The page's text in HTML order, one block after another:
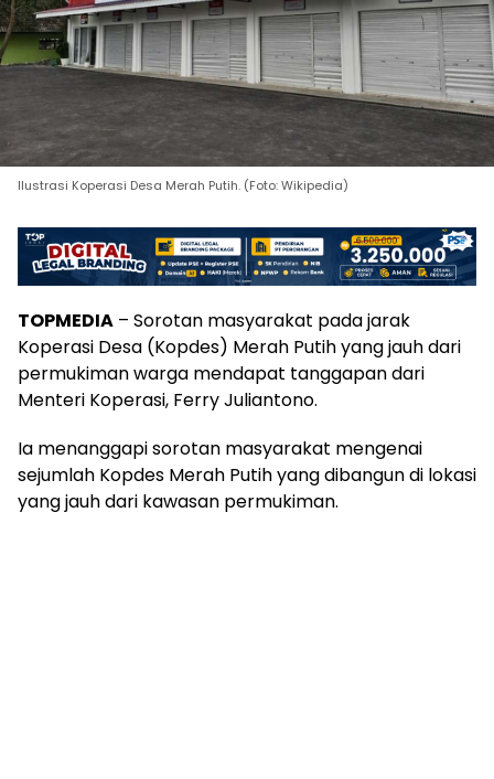
Ilustrasi Koperasi Desa Merah Putih. (Foto: Wikipedia)
TOPMEDIA – Sorotan masyarakat pada jarak
Koperasi Desa (Kopdes) Merah Putih yang jauh dari
permukiman warga mendapat tanggapan dari
Menteri Koperasi, Ferry Juliantono.
Ia menanggapi sorotan masyarakat mengenai
sejumlah Kopdes Merah Putih yang dibangun di lokasi
yang jauh dari kawasan permukiman.